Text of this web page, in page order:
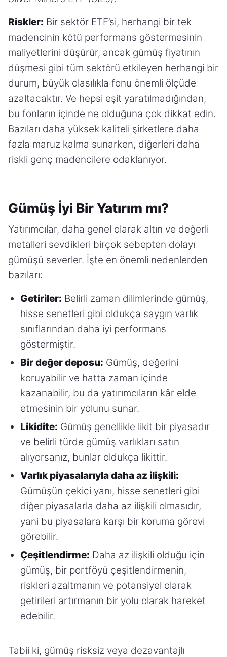
Riskler: Bir sektör ETF’si, herhangi bir tek
madencinin kötü performans göstermesinin
maliyetlerini düşürür, ancak gümüş fiyatının
düşmesi gibi tüm sektörü etkileyen herhangi bir
durum, büyük olasılıkla fonu önemli ölçüde
azaltacaktır. Ve hepsi eşit yaratılmadığından,
bu fonların içinde ne olduğuna çok dikkat edin.
Bazıları daha yüksek kaliteli şirketlere daha
fazla maruz kalma sunarken, diğerleri daha
riskli genç madencilere odaklanıyor.
Gümüş İyi Bir Yatırım mı?
Yatırımcılar, daha genel olarak altın ve değerli
metalleri sevdikleri birçok sebepten dolayı
gümüşü severler. İşte en önemli nedenlerden
bazıları:
Getiriler: Belirli zaman dilimlerinde gümüş,
hisse senetleri gibi oldukça saygın varlık
sınıflarından daha iyi performans
göstermiştir.
Bir değer deposu: Gümüş, değerini
koruyabilir ve hatta zaman içinde
kazanabilir, bu da yatırımcıların kâr elde
etmesinin bir yolunu sunar.
Likidite: Gümüş genellikle likit bir piyasadır
ve belirli türde gümüş varlıkları satın
alıyorsanız, bunlar oldukça likittir.
Varlık piyasalarıyla daha az ilişkili:
Gümüşün çekici yanı, hisse senetleri gibi
diğer piyasalarla daha az ilişkili olmasıdır,
yani bu piyasalara karşı bir koruma görevi
görebilir.
Çeşitlendirme: Daha az ilişkili olduğu için
gümüş, bir portföyü çeşitlendirmenin,
riskleri azaltmanın ve potansiyel olarak
getirileri artırmanın bir yolu olarak hareket
edebilir.
Tabii ki, gümüş risksiz veya dezavantajlı